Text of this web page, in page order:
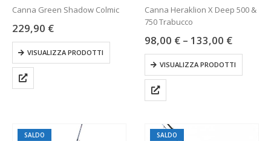
Canna Green Shadow Colmic
229,90 €
VISUALIZZA PRODOTTI
Canna Heraklion X Deep 500 &
750 Trabucco
98,00 € – 133,00 €
VISUALIZZA PRODOTTI
SALDO SALDO